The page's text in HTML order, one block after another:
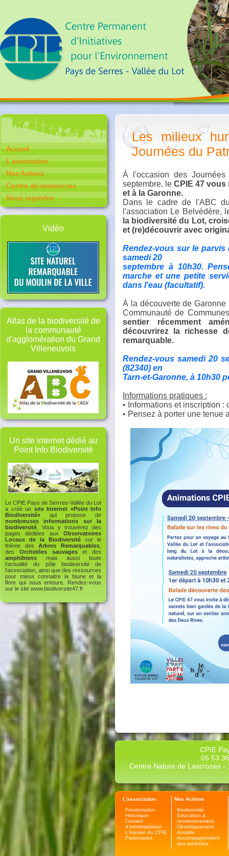
Accueil
L'association
Nos Actions
Centre de ressources
Nous rejoindre
Vidéo
Atlas de la biodiversité de
la communauté
d'agglomération du Grand
Villeneuvois
Un site internet dédié au
Point Info Biodiversité
Le CPIE Pays de Serrres-Vallée du Lot
a créé un site Internet «Point Info
Biodiversité» qui propose de
nombreuses informations sur la
biodiversité . Vous y trouverez des
pages dédiées aux Observatoires
Locaux de la Biodiversité sur le
thème desArbres Remarquables
des Orchidées sauvageset des
amphibiens mais aussi toute
l'actualité du pôle biodiversité de
l'association, ainsi que des ressources
pour mieux connaitre la faune et la
flore qui nous entoure. Rendez-vous
sur le site www.biodiversite47.fr
Les milieux
Journées du
À l'occasion des
septembre, leCPIE 47
et à la Garonne.
Dans le cadre de l'ABC
l'association Le Belvédère,
la biodiversité du Lot,
et (re)découvrir avec
Rendez-vous sur le parvis
samedi 20
septembre à 10h30.
marche et une petite
dans l'eau (facultatif).
À la découverte de
Communauté de
sentier récemment
découvrirez la richesse
remarquable.
Rendez-vous samedi 20
(82340) en
Tarn-et-Garonne, à 10h30
Informations pratiques :
• Informations et inscription :
• Pensez à porter une tenue
CPIE
05 53
Centre Nature de Lascrozes -
L'association
Présentation
Historique
Conseil
d'administration
L'équipe du CPIE
Partenaires
Nos Actions
Biodiversité
Education à
l'environnement
Développement
durable
Accompagnement
des territoires